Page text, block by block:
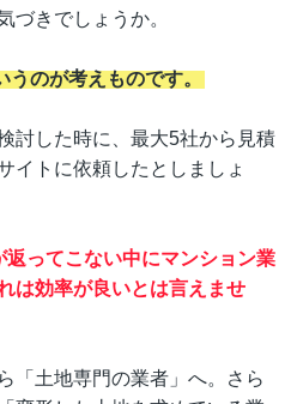
づきでしょうか。
うのが考えものです。
討した時に、最大5社から見積
イトに依頼したとしましょ
ってこない中にマンション業
は効率が良いとは言えませ
「土地専門の業者」へ。さら